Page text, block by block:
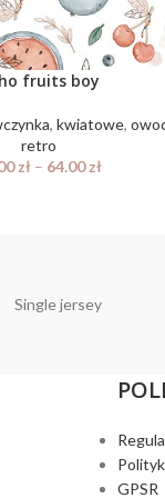
fruits boy
, kwiatowe,
retro
zł– 64.00zł
Single jersey
GPSR